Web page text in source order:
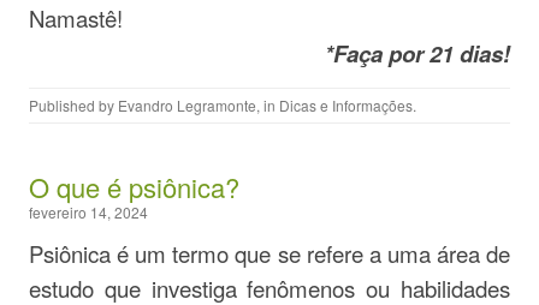
Namastê!
*Faça por 21 dias!
Published by Evandro Legramonte, in Dicas e Informações.
O que é psiônica?
fevereiro 14, 2024
Psiônica é um termo que se refere a uma área de
estudo que investiga fenômenos ou habilidades